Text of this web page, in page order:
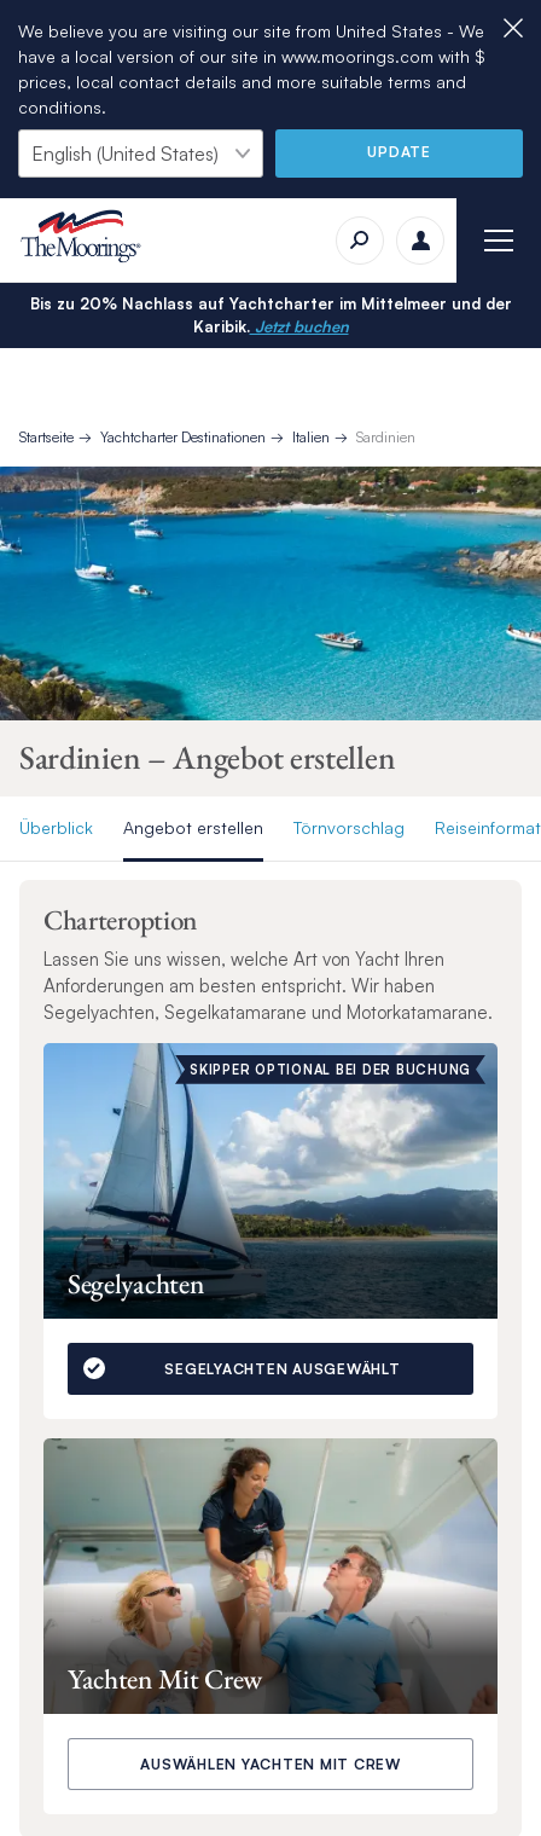
We believe you are visiting our site from United States - We
have a local version of our site in www.moorings.com with $
prices, local contact details and more suitable terms and
conditions.
UPDATE
Bis zu 20% Nachlass auf Yachtcharter im Mittelmeer und der
Karibik.Jetzt buchen
Startseite Yachtcharter Destinationen Italien Sardinien
Sardinien – Angebot erstellen
Überblick Angebot erstellen Törnvorschlag
Charteroption
Lassen Sie uns wissen, welche Art von Yacht Ihren
Anforderungen am besten entspricht. Wir haben
Segelyachten, Segelkatamarane und Motorkatamarane.
SKIPPER OPTIONAL BEI DER BUCHUNG
Segelyachten
SEGELYACHTEN AUSGEWÄHLT
Yachten Mit Crew
AUSWÄHLEN YACHTEN MIT CREW